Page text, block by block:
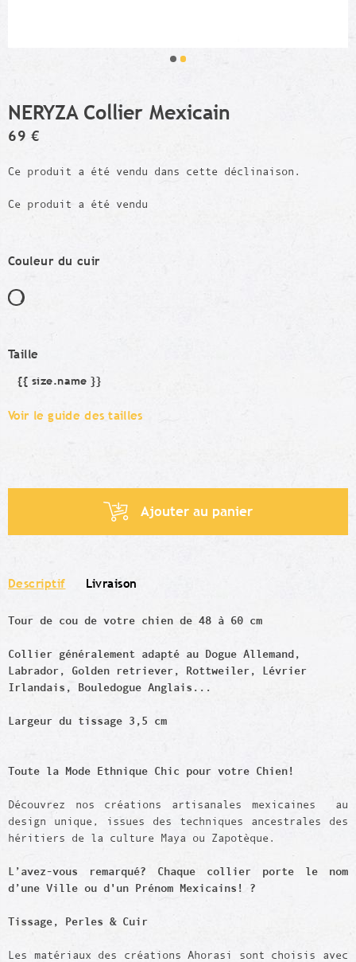
NERYZA Collier Mexicain
69 €
Ce produit a été vendu dans cette déclinaison.
Ce produit a été vendu
Couleur du cuir
Taille
Taille
{{ size.name }}
Voir le guide des tailles
Ajouter au panier
Descriptif Livraison
Tour de cou de votre chien de 48 à 60 cm
Collier généralement adapté au Dogue Allemand,
Labrador, Golden retriever, Rottweiler, Lévrier
Irlandais, Bouledogue Anglais...
Largeur du tissage 3,5 cm
Toute la Mode Ethnique Chic pour votre Chien!
Découvrez nos créations artisanales mexicaines au
design unique, issues des techniques ancestrales des
héritiers de la culture Maya ou Zapotèque.
L’avez-vous remarqué? Chaque collier porte le nom
d’une Ville ou d'un Prénom Mexicains! ?
Tissage, Perles & Cuir
Les matériaux des créations Ahorasi sont choisis avec